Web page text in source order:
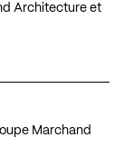
Architecture et
Marchand